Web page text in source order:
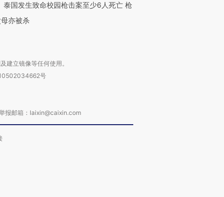
泰国发生致命校园枪击案至少6人死亡 枪
亦被杀
建立镜像等任何使用。
号
报邮箱：laixin@caixin.com